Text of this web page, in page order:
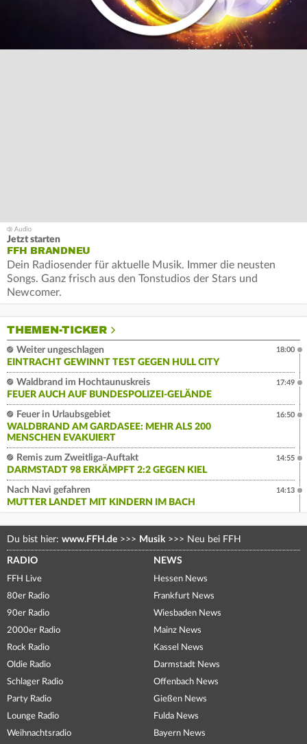
Jetzt starten
FFH BRANDNEU
Dein Radiosender für aktuelle Musik. Immer die neusten
Songs. Ganz frisch aus den Tonstudios der Stars und
Newcomer.
THEMEN-TICKER
Weiter ungeschlagen
EINTRACHT GEWINNT TEST GEGEN HULL CITY
18:00
Waldbrand im Hochtaunuskreis
FEUER AUCH AUF BUNDESPOLIZEI-GELÄNDE
17:49
Feuer in Urlaubsgebiet
WALDBRAND AM GARDASEE: MEHR ALS 200
MENSCHEN EVAKUIERT
16:50
Remis zum Zweitliga-Auftakt
DARMSTADT 98 ERKÄMPFT 2:2 GEGEN KIEL
14:55
Nach Navi gefahren
MUTTER LANDET MIT KINDERN IM BACH
14:13
Du bist hier: www.FFH.de >>> Musik >>> Neu bei FFH
RADIO
FFH Live
80er Radio
90er Radio
2000er Radio
Rock Radio
Oldie Radio
Schlager Radio
Party Radio
Lounge Radio
Weihnachtsradio
NEWS
Hessen News
Frankfurt News
Wiesbaden News
Mainz News
Kassel News
Darmstadt News
Offenbach News
Gießen News
Fulda News
Bayern News